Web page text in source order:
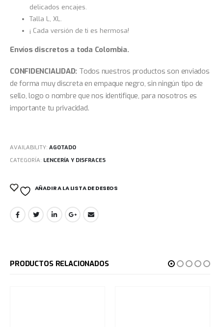
delicados encajes.
Talla L, XL.
¡ Cada versión de ti es hermosa!
Envíos discretos a toda Colombia.
CONFIDENCIALIDAD: Todos nuestros productos son enviados
de forma muy discreta en empaque negro, sin ningún tipo de
sello, logo o nombre que nos identifique, para nosotros es
importante tu privacidad.
AVAILABILITY: AGOTADO
CATEGORÍA: LENCERÍA Y DISFRACES
AÑADIR A LA LISTA DE DESEOS
PRODUCTOS RELACIONADOS